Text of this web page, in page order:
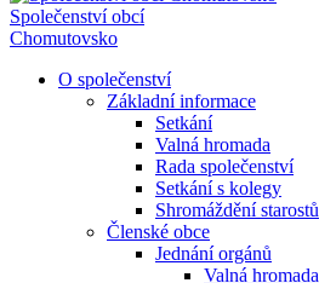
Společenství obcí
Chomutovsko
O společenství
Základní informace
Setkání
Valná hromada
Rada společenství
Setkání s kolegy
Shromáždění starostů
Členské obce
Jednání orgánů
Valná hromada